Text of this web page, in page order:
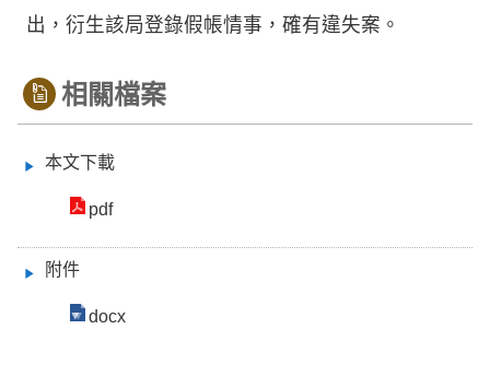
出，衍生該局登錄假帳情事，確有違失案。
相關檔案
本文下載
pdf
附件
docx